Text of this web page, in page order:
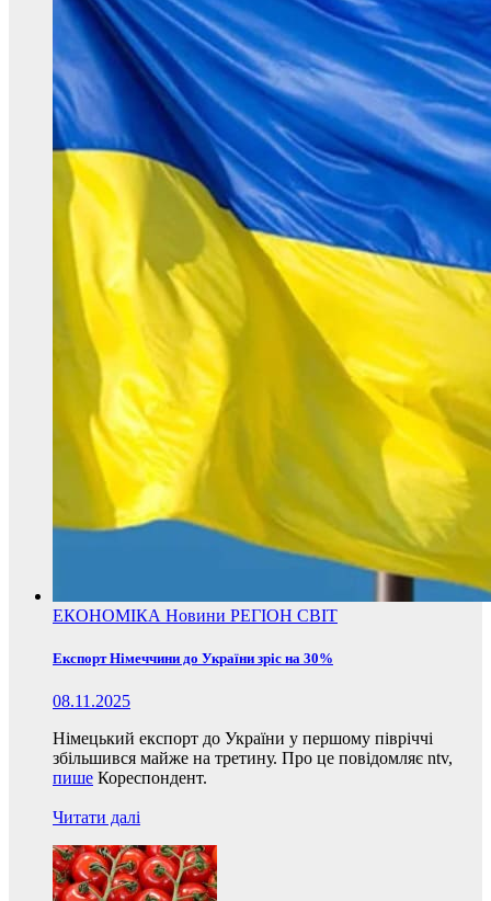
ЕКОНОМІКА Новини РЕГІОН СВІТ
Експорт Німеччини до України зріс на 30%
08.11.2025
Німецький експорт до України у першому півріччі
збільшився майже на третину. Про це повідомляє ntv,
пише Кореспондент.
Читати далі